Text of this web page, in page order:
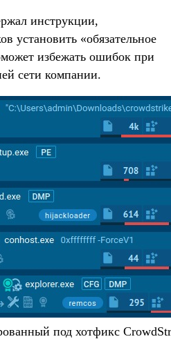
инструкции,
установить «обязательное
избежать ошибок при
сети компании.
под хотфикс